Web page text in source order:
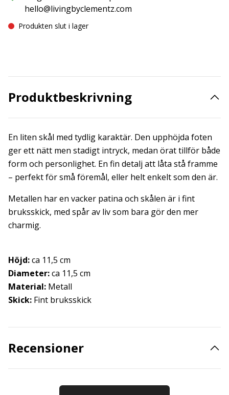
hello@livingbyclementz.com
Produkten slut i lager
Produktbeskrivning
En liten skål med tydlig karaktär. Den upphöjda foten
ger ett nätt men stadigt intryck, medan örat tillför både
form och personlighet. En fin detalj att låta stå framme
– perfekt för små föremål, eller helt enkelt som den är.
Metallen har en vacker patina och skålen är i fint
bruksskick, med spår av liv som bara gör den mer
charmig.
Höjd:ca 11,5 cm
Diameter:ca 11,5 cm
Material: Metall
Skick: Fint bruksskick
Recensioner